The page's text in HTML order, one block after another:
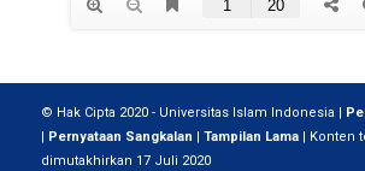
© Hak Cipta 2020 - Universitas Islam Indonesia |
| Pernyataan Sangkalan | Tampilan Lama| Konten
dimutakhirkan 17 Juli 2020